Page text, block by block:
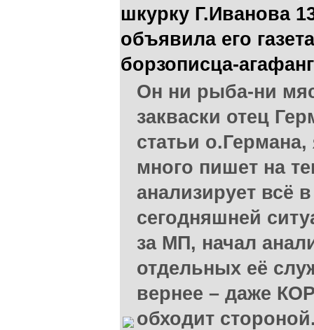
шкурку Г.Иванова
объявила его
борзописца-
Он ни рыба-ни
закваски отец
статьи
много пишет на
анализирует всё
сегодняшней
за МП, начал
отдельных её
вернее – даже
обходит